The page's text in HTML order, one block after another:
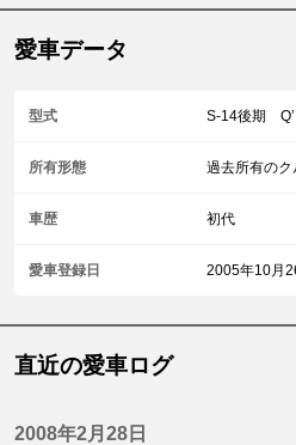
愛車データ
型式 S-14後期 Q’
所有形態 過去所有のク
車歴 初代
愛車登録日 2005年10月
直近の愛車ログ
2008年2月28日